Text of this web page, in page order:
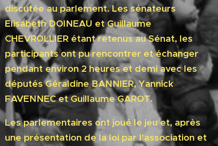
discutée au parlement. Les sénateurs
Elisabeth DOINEAU et Guillaume
CHEVROLLIER étant retenus au Sénat, les
participants ont pu rencontrer et échanger
pendant environ 2 heures et demi avec les
députés Géraldine BANNIER, Yannick
FAVENNEC et Guillaume GAROT.
Les parlementaires ont joué le jeu et, après
une présentation de la loi par l'association et